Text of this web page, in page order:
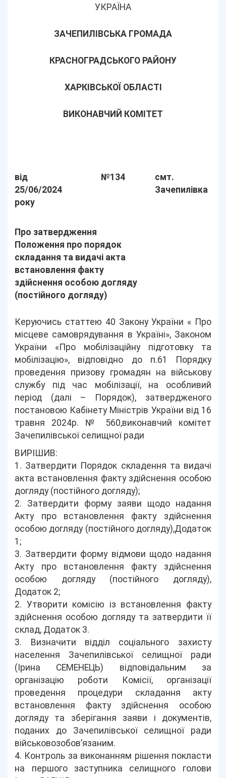
УКРАЇНА
ЗАЧЕПИЛІВСЬКА ГРОМАДА
КРАСНОГРАДСЬКОГО РАЙОНУ
ХАРКІВСЬКОЇ ОБЛАСТІ
ВИКОНАВЧИЙ КОМІТЕТ
від
25/06/2024
року
№134
смт.
Зачепилівка
Про затвердження
Положення про порядок
складання та видачі акта
встановлення факту
здійснення особою догляду
(постійного догляду)
Керуючись статтею 40 Закону України « Про
місцеве самоврядування в Україні», Законом
України «Про мобілізаційну підготовку та
мобілізацію», відповідно до п.61 Порядку
проведення призову громадян на військову
службу під час мобілізації, на особливий
період (далі – Порядок), затвердженого
постановою Кабінету Міністрів України від 16
травня 2024р. № 560,виконавчий комітет
Зачепилівської селищної ради
ВИРІШИВ:
1. Затвердити Порядок складення та видачі
акта встановлення факту здійснення особою
догляду (постійного догляду);
2. Затвердити форму заяви щодо надання
Акту про встановлення факту здійснення
особою догляду (постійного догляду),Додаток
1;
3. Затвердити форму відмови щодо надання
Акту про встановлення факту здійснення
особою догляду (постійного догляду),
Додаток 2;
2. Утворити комісію із встановлення факту
здійснення особою догляду та затвердити її
склад, Додаток 3.
3. Визначити відділ соціального захисту
населення Зачепилівської селищної ради
(Ірина СЕМЕНЕЦЬ) відповідальним за
організацію роботи Комісії, організації
проведення процедури складання акту
встановлення факту здійснення особою
догляду та зберігання заяви і документів,
поданих до Зачепилівської селищної ради
військовозобов’язаним.
4. Контроль за виконанням рішення покласти
на першого заступника селищного голови